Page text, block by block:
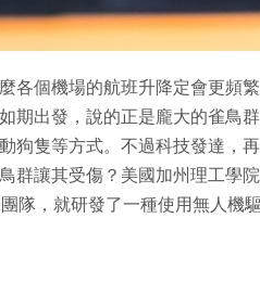
各個機場的航班升降定會更頻
期出發，說的正是龐大的雀鳥
狗隻等方式。不過科技發達，
群讓其受傷？美國加州理工學院
隊，就研發了一種使用無人機